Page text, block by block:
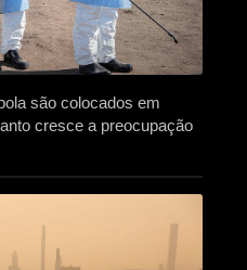
são colocados em
cresce a preocupação